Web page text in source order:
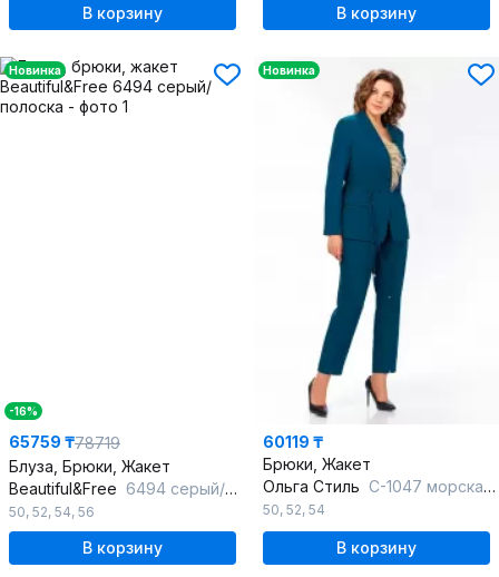
В корзину В корзину
Новинка
-16%
65759 ₸78719
Блуза, Брюки, Жакет
Beautiful&Free 6494 серый/полоска
50, 52, 54, 56
В корзину
Новинка
60119 ₸
Брюки, Жакет
Ольга Стиль С-1047 морская-волна
50, 52, 54
В корзину